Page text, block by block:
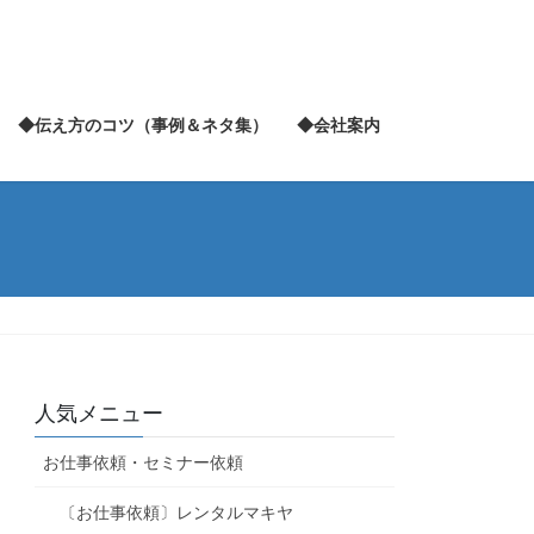
◆伝え方のコツ（事例＆ネタ集） ◆会社案内
人気メニュー
お仕事依頼・セミナー依頼
〔お仕事依頼〕レンタルマキヤ